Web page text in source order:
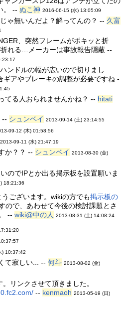
。 --ぬこ神 2016-06-15 (水) 13:05:09
ゃ無いんだよ？解ってんの？ -- 久富
、突然フレームがポキッと折
れる…メーカーは事故報告隠蔽 --
ンドルの幅が広いので切りまし
ギアやブレーキの調整が必要ですね -
てる人おられませんかね？ -- hitati
-- シュンベイ 2013-09-14 (土) 23:14:55
09-12 (木) 01:58:56
2013-09-11 (水) 21:47:19
か？？ -- シュンベイ 2013-08-30 (金)
のでIPとか出る掲示板を設置願いま
18:21:36
うございます。wikiの方でも掲示板の
ので、あわせて今後の検討課題とさ
--wiki@中の人 2013-08-31 (土) 14:08:24
) 10:37:42
て寂しい... --何斗 2013-08-02 (金)
リンクさせて頂きました。
-- kenmaoh 2013-05-19 (日)